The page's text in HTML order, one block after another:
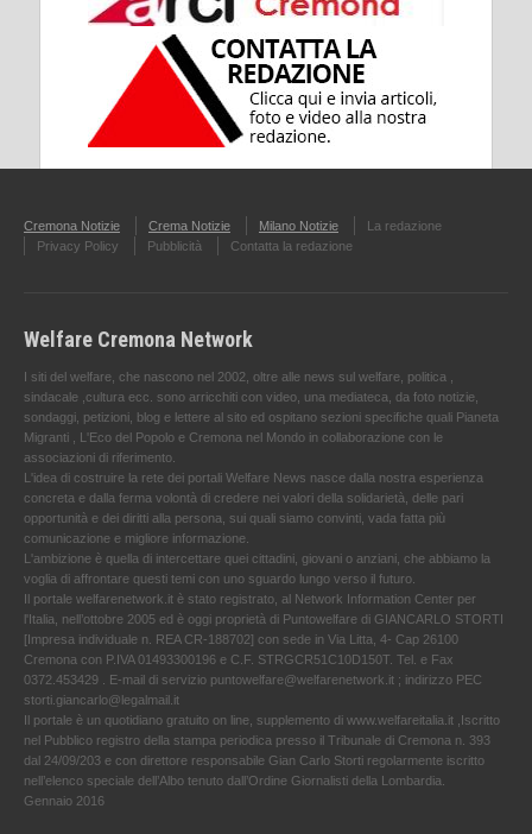
Cremona Notizie Crema Notizie Milano Notizie
La redazione
Privacy Policy
Pubblicità Contatta la redazione
Welfare Cremona Network
I siti del welfare, che nascono nel 2002, oltre alle news sul welfare, politica ,
sindacale ,cultura ecc. sono arricchiti con video, una mediateca, da foto notizie,
sondaggi, petizioni, blog e lettere al sito ed ospitano sezioni specifiche quali Pianeta
Migranti , L'Eco del Popolo e Cremona nel Mondo in collaborazione con le
associazioni di riferimento.
L'idea di costruire la rete dei portali Welfare News nasce dalla nostra esperienza
concreta e dalla ferma volontà di credere nei valori della solidarietà, delle pari
opportunità e dei diritti alla persona, sui quali siamo convinti, vada fatta più
comunicazione e migliore informazione.
L'ambizione è quella di intercettare quei cittadini, giovani o anziani, che abbiamo la
voglia di affrontare questi temi con uno sguardo lungo verso il futuro.
Il portale welfarenetwork.it è stato registrato, al Network Information Center per
l'Italia, nell’ottobre 2005 ed è oggi proprietà di Puntowelfare di GIANCARLO STORTI
[Impresa individuale n. REA CR-188702] con sede in Via Litta, 4- Cap 26100
Cremona con P.IVA 01493300196 e C.F. STRGCR51C10D150T. Tel. e Fax
0372.453429 . E-mail di servizio puntowelfare@welfarenetwork.it ; indirizzo PEC
storti.giancarlo@legalmail.it
Il portale è un quotidiano gratuito on line, supplemento di www.welfareitalia.it ,Iscritto
nel Pubblico registro della stampa periodica presso il Tribunale di Cremona n. 393
dal 24/09/203 e con direttore responsabile Gian Carlo Storti regolarmente iscritto
nell’elenco speciale dell’Albo tenuto dall’Ordine Giornalisti della Lombardia.
Gennaio 2016